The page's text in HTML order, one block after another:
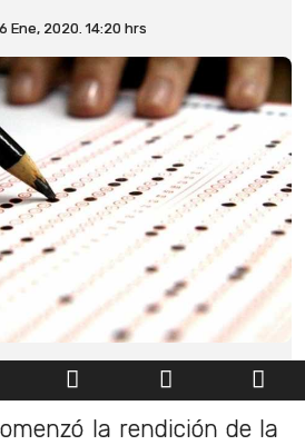
Ene, 2020. 14:20 hrs
la rendición de la